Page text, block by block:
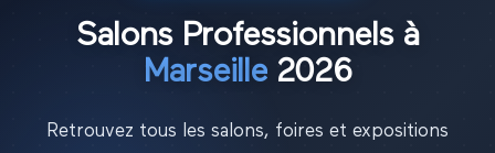
Salons Professionnels à
Marseille 2026
Retrouvez tous les salons, foires et expositions